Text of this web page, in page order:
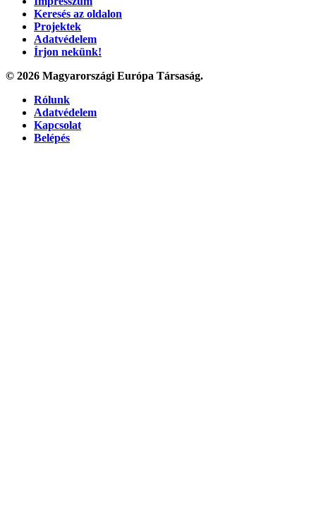
Keresés az oldalon
Projektek
Adatvédelem
Írjon nekünk!
© 2026 Magyarországi Európa Társaság.
Rólunk
Adatvédelem
Kapcsolat
Belépés